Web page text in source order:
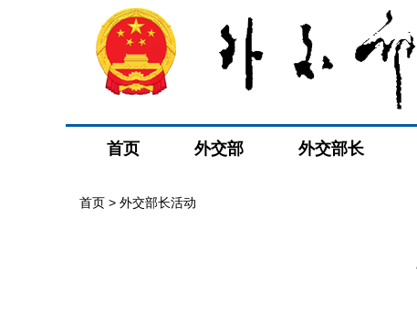
首页 外交部 外交部长
首页 > 外交部长活动